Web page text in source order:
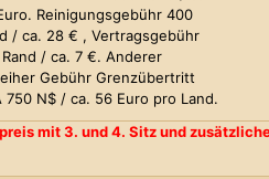
Reinigungsgebühr 400
/ ca. 28 € , Vertragsgebühr
Rand / ca. 7 €. Anderer
Gebühr Grenzübertritt
750 N$ / ca. 56 Euro pro Land.
mit 3. und 4. Sitz und